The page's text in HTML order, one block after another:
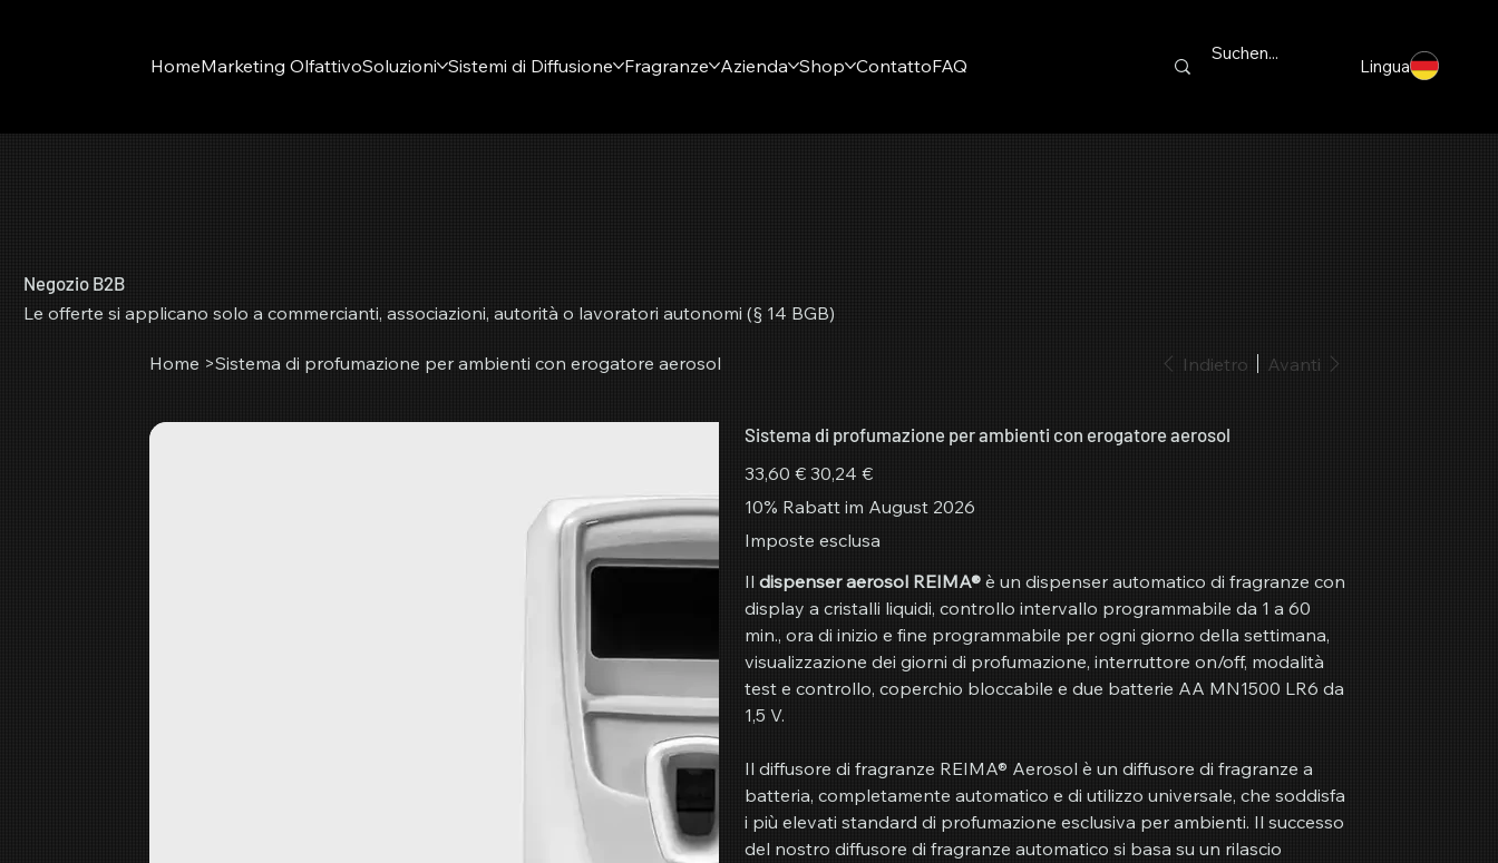
HomeMarketing OlfattivoSoluzioni Sistemi di Diffusione Fragranze Azienda Shop ContattoFAQ Lingua
Negozio B2B
Le offerte si applicano solo a commercianti, associazioni, autorità o lavoratori autonomi (§ 14 BGB)
Home >Sistema di profumazione per ambienti con erogatore aerosol Indietro Avanti
Sistema di profumazione per ambienti con erogatore aerosol
Prezzo
originale
33,60 € Prezzo
scontato
30,24 €
10% Rabatt im August 2026
Imposte esclusa
Ildispenser aerosol REIMA® è un dispenser automatico di fragranze con
display a cristalli liquidi, controllo intervallo programmabile da 1 a 60
min., ora di inizio e fine programmabile per ogni giorno della settimana,
visualizzazione dei giorni di profumazione, interruttore on/off, modalità
test e controllo, coperchio bloccabile e due batterie AA MN1500 LR6 da
1,5 V.
Il diffusore di fragranze REIMA® Aerosol è un diffusore di fragranze a
batteria, completamente automatico e di utilizzo universale, che soddisfa
i più elevati standard di profumazione esclusiva per ambienti. Il successo
del nostro diffusore di fragranze automatico si basa su un rilascio